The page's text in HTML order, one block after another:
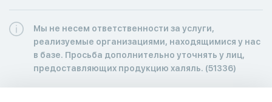
Мы не несем ответственности за услуги,
реализуемые организациями, находящимися у нас
в базе. Просьба дополнительно уточнять у лиц,
предоставляющих продукцию халяль. (51336)